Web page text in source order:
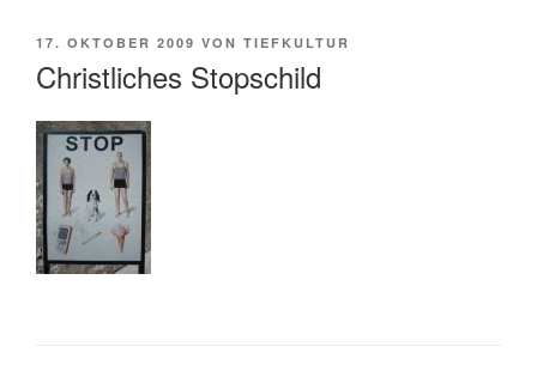
VERÖFFENTLICHT
17. OKTOBER 2009 VON TIEFKULTUR
Christliches Stopschild